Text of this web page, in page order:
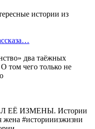
истории из
два таёжных
том чего только не
ЕЁ ИЗМЕНЫ. Истории
жена #историиизжизни